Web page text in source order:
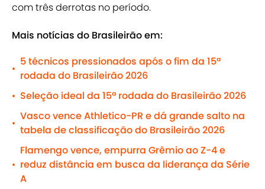
com três derrotas no período.
Mais notícias do Brasileirão em:
•
5 técnicos pressionados após o fim da 15ª
rodada do Brasileirão 2026
• Seleção ideal da 15ª rodada do Brasileirão 2026
•
Vasco vence Athletico-PR e dá grande salto na
tabela de classificação do Brasileirão 2026
•
Flamengo vence, empurra Grêmio ao Z-4 e
reduz distância em busca da liderança da Série
A